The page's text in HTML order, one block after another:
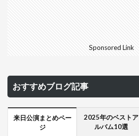
Sponsored Link
おすすめブログ記事
来日公演まとめペー
ジ
2025年のベストア
ルバム10選